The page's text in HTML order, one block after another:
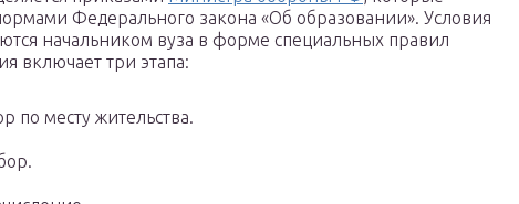
Федерального закона «Об образовании». Условия
начальником вуза в форме специальных правил
включает три этапа:
по месту жительства.